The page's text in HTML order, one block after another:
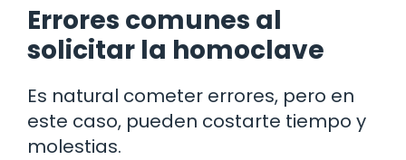
Errores comunes al
solicitar la homoclave
Es natural cometer errores, pero en
este caso, pueden costarte tiempo y
molestias.